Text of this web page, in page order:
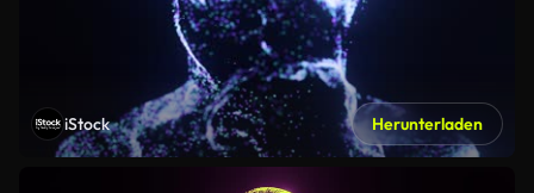
iStock Herunterladen